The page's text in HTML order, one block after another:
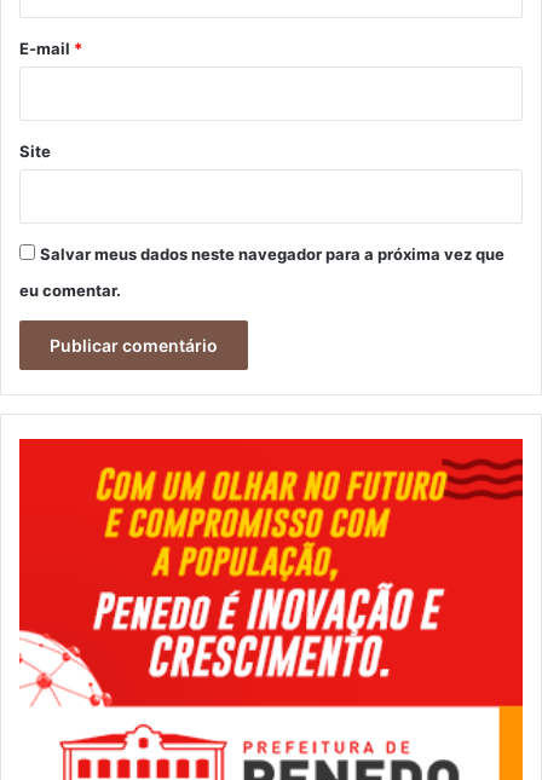
*
E-mail *
Site
Salvar meus dados neste navegador para a próxima vez que
eu comentar.